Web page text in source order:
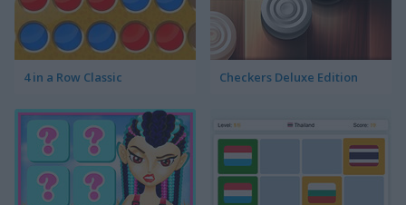
4 in a Row Classic Checkers Deluxe Edition